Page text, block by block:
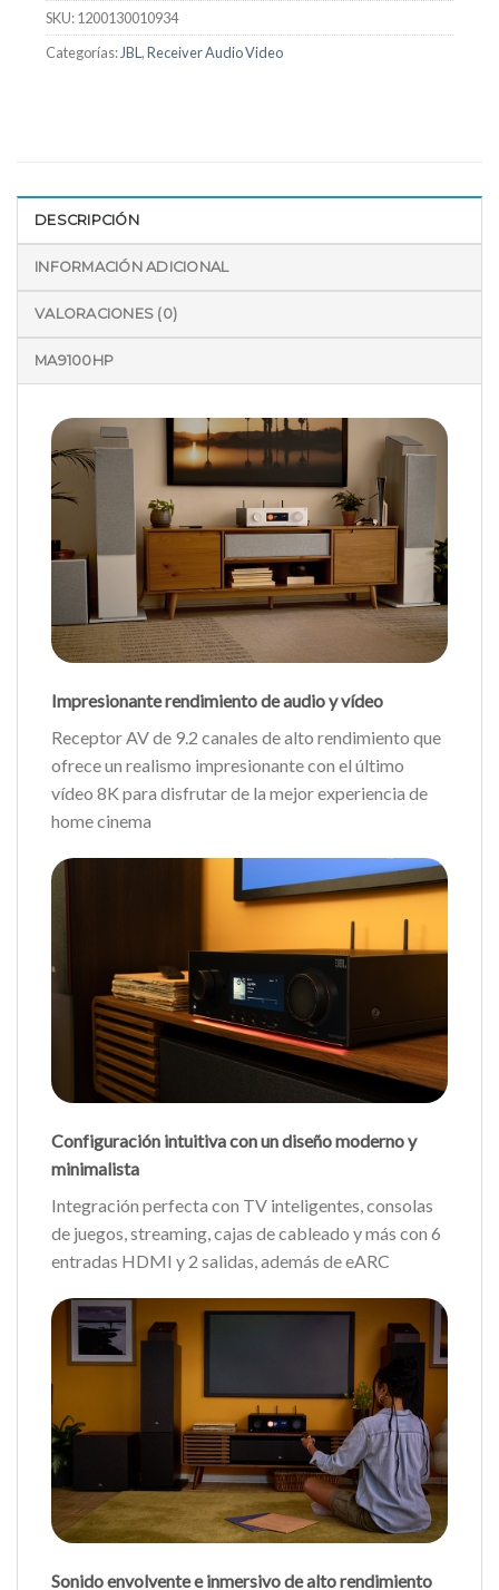
SKU:1200130010934
Categorías: JBL,Receiver Audio Video
DESCRIPCIÓN
INFORMACIÓN ADICIONAL
VALORACIONES (0)
MA9100HP
Impresionante rendimiento de audio y vídeo
Receptor AV de 9.2 canales de alto rendimiento que
ofrece un realismo impresionante con el último
vídeo 8K para disfrutar de la mejor experiencia de
home cinema
Configuración intuitiva con un diseño moderno y
minimalista
Integración perfecta con TV inteligentes, consolas
de juegos, streaming, cajas de cableado y más con 6
entradas HDMI y 2 salidas, además de eARC
Sonido envolvente e inmersivo de alto rendimiento